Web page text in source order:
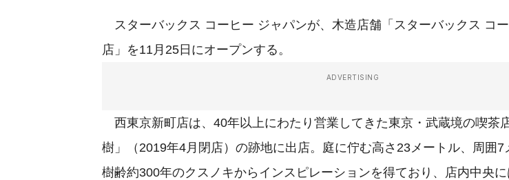
スターバックス コーヒー ジャパンが、木造店舗「スターバックス コー
店」を11月25日にオープンする。
ADVERTISING
西東京新町店は、40年以上にわたり営業してきた東京・武蔵境の喫茶
樹」（2019年4月閉店）の跡地に出店。庭に佇む高さ23メートル、周囲7
樹齢約300年のクスノキからインスピレーションを得ており、店内中央